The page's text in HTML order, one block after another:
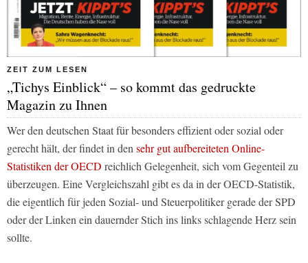
ZEIT ZUM LESEN
„Tichys Einblick“ – so kommt das gedruckte
Magazin zu Ihnen
Wer den deutschen Staat für besonders effizient oder sozial oder
gerecht hält, der findet in den sehr gut aufbereiteten Online-
Statistiken der OECD reichlich Gelegenheit, sich vom Gegenteil zu
überzeugen. Eine Vergleichszahl gibt es da in der OECD-Statistik,
die eigentlich für jeden Sozial- und Steuerpolitiker gerade der SPD
oder der Linken ein dauernder Stich ins links schlagende Herz sein
sollte.